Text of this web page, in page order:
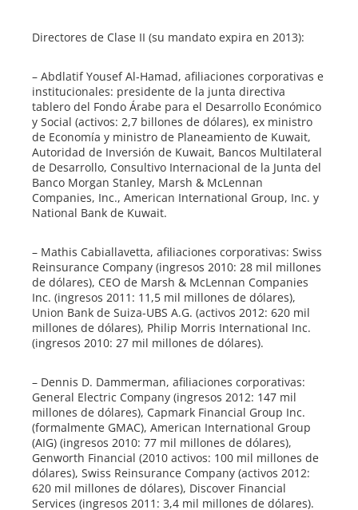
Directores de Clase II (su mandato expira en 2013):
– Abdlatif Yousef Al-Hamad, afiliaciones corporativas e
institucionales: presidente de la junta directiva
tablero del Fondo Árabe para el Desarrollo Económico
y Social (activos: 2,7 billones de dólares), ex ministro
de Economía y ministro de Planeamiento de Kuwait,
Autoridad de Inversión de Kuwait, Bancos Multilateral
de Desarrollo, Consultivo Internacional de la Junta del
Banco Morgan Stanley, Marsh & McLennan
Companies, Inc., American International Group, Inc. y
National Bank de Kuwait.
– Mathis Cabiallavetta, afiliaciones corporativas: Swiss
Reinsurance Company (ingresos 2010: 28 mil millones
de dólares), CEO de Marsh & McLennan Companies
Inc. (ingresos 2011: 11,5 mil millones de dólares),
Union Bank de Suiza-UBS A.G. (activos 2012: 620 mil
millones de dólares), Philip Morris International Inc.
(ingresos 2010: 27 mil millones de dólares).
– Dennis D. Dammerman, afiliaciones corporativas:
General Electric Company (ingresos 2012: 147 mil
millones de dólares), Capmark Financial Group Inc.
(formalmente GMAC), American International Group
(AIG) (ingresos 2010: 77 mil millones de dólares),
Genworth Financial (2010 activos: 100 mil millones de
dólares), Swiss Reinsurance Company (activos 2012:
620 mil millones de dólares), Discover Financial
Services (ingresos 2011: 3,4 mil millones de dólares).